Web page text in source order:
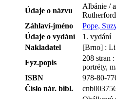
Údaje o názvu
Albánie /
Záhlaví-jméno
Pope,
Údaje o vydání
1. vydání
Nakladatel
[Brno] :
Fyz.popis
208 stran
portréty,
ISBN
978-80-
Číslo nár. bibl.